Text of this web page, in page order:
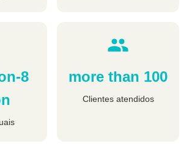
8
more than 100
Clientes atendidos